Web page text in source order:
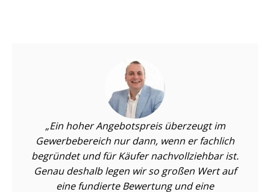
Ein hoher Angebotspreis überzeugt im
Gewerbebereich nur dann, wenn er fachlich
begründet und für Käufer nachvollziehbar ist.
Genau deshalb legen wir so großen Wert auf
eine fundierte Bewertung und eine